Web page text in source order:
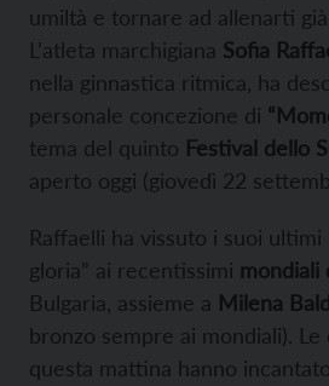
umiltà e tornare ad allenarti
L’atleta marchigiana Sofia
nella ginnastica ritmica, ha
personale concezione di
tema del quinto Festival dello
aperto oggi (giovedì 22
Raffaelli ha vissuto i suoi ultimi
gloria” ai recentissimi mondiali
Bulgaria, assieme a Milena
bronzo sempre ai mondiali). Le
questa mattina hanno